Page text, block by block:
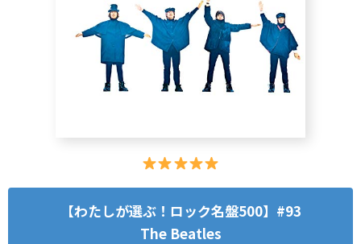
【わたしが選ぶ！ロック名盤500】#93
The Beatles